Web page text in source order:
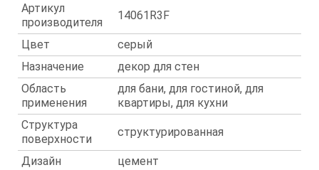
Артикул
производителя
14061R3F
Цвет
серый
Назначение
декор для стен
Область
применения
для бани, для гостиной, для
квартиры, для кухни
Структура
поверхности
структурированная
Дизайн
цемент